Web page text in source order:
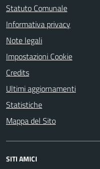
Statuto Comunale
Informativa privacy
Note legali
Impostazioni Cookie
Credits
Ultimi aggiornamenti
Statistiche
Mappa del Sito
SITI AMICI